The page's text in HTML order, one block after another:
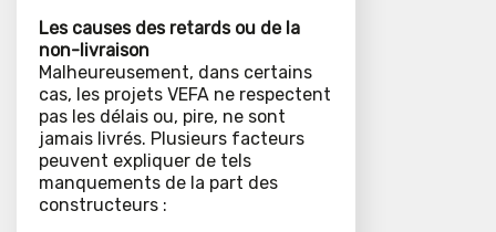
Les causes des retards ou de la
non-livraison
Malheureusement, dans certains
cas, les projets VEFA ne respectent
pas les délais ou, pire, ne sont
jamais livrés. Plusieurs facteurs
peuvent expliquer de tels
manquements de la part des
constructeurs :